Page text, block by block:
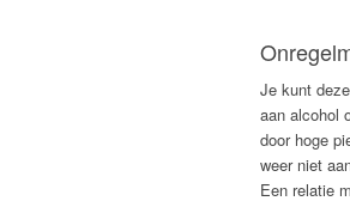
Je kunt
aan alcohol
door hoge
weer niet
Een relatie